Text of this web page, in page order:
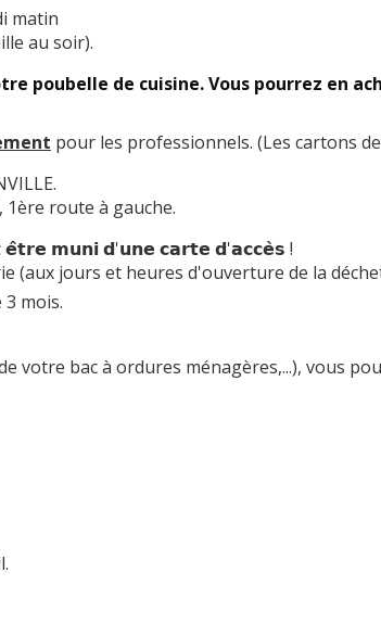
matin
au soir).
poubelle de cuisine. Vous pourrez en
pour les professionnels. (Les cartons
route à gauche.
𝗺𝘂𝗻𝗶 𝗱'𝘂𝗻𝗲 𝗰𝗮𝗿𝘁𝗲 𝗱'𝗮𝗰𝗰𝗲̀𝘀 !
(aux jours et heures d'ouverture de la
mois.
votre bac à ordures ménagères,...), vous